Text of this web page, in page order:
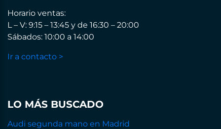
Horario ventas:
L – V: 9:15 – 13:45 y de 16:30 – 20:00
Sábados: 10:00 a 14:00
Ir a contacto >
LO MÁS BUSCADO
Audi segunda mano en Madrid